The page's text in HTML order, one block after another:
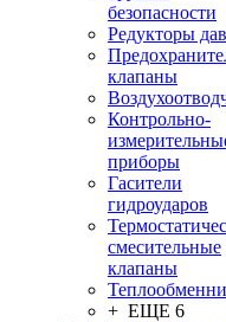
безопасности
Редукторы
клапаны
Контрольно-
приборы
Гасители
гидроударов
смесительные
клапаны
+ ЕЩЕ 6